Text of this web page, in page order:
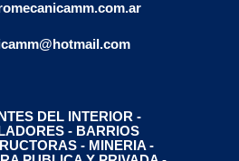
DEL INTERIOR -
- BARRIOS
- MINERIA -